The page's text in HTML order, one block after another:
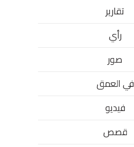
تقارير
رأي
صور
في العمق
فيديو
قصص